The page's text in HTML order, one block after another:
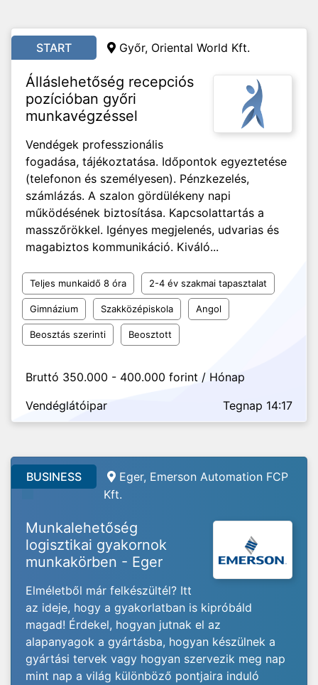
START Győr, Oriental World Kft.
Álláslehetőség recepciós
pozícióban győri
munkavégzéssel
Vendégek professzionális
fogadása, tájékoztatása. Időpontok egyeztetése
(telefonon és személyesen). Pénzkezelés,
számlázás. A szalon gördülékeny napi
működésének biztosítása. Kapcsolattartás a
masszőrökkel. Igényes megjelenés, udvarias és
magabiztos kommunikáció. Kiváló...
Teljes munkaidő 8 óra 2-4 év szakmai tapasztalat
Gimnázium Szakközépiskola Angol
Beosztás szerinti Beosztott
Bruttó 350.000 - 400.000 forint / Hónap
Vendéglátóipar
Tegnap 14:17
BUSINESS
Eger, Emerson Automation FCP
Kft.
Munkalehetőség
logisztikai gyakornok
munkakörben - Eger
Elméletből már felkészültél? Itt
az ideje, hogy a gyakorlatban is kipróbáld
magad! Érdekel, hogyan jutnak el az
alapanyagok a gyártásba, hogyan készülnek a
gyártási tervek vagy hogyan szervezik meg nap
mint nap a világ különböző pontjaira induló